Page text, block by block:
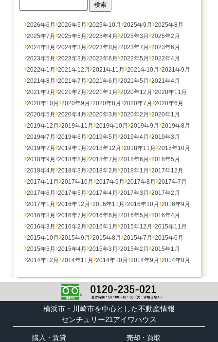
2026年6月 2026年5月 2025年10月 2025年9月 2025年8月
2025年7月 2025年5月 2025年4月 2025年3月 2025年2月
2024年8月 2024年3月 2023年8月 2023年7月 2023年6月
2023年5月 2023年3月 2022年6月 2022年5月 2022年4月
2022年1月 2021年12月 2021年11月 2021年10月 2021年9月
2021年8月 2021年7月 2021年6月 2021年5月 2021年4月
2021年3月 2021年2月 2021年1月 2020年12月 2020年11月
2020年10月 2020年9月 2020年8月 2020年7月 2020年6月
2020年5月 2020年4月 2020年3月 2020年2月 2020年1月
2019年12月 2019年11月 2019年10月 2019年9月 2019年8月
2019年7月 2019年6月 2019年5月 2019年4月 2019年3月
2019年2月 2019年1月 2018年12月 2018年11月 2018年10月
2018年9月 2018年8月 2018年7月 2018年6月 2018年5月
2018年4月 2018年3月 2018年2月 2018年1月 2017年12月
2017年11月 2017年10月 2017年9月 2017年8月 2017年7月
2017年6月 2017年5月 2017年4月 2017年3月 2017年2月
2017年1月 2016年12月 2016年11月 2016年10月 2016年9月
2016年8月 2016年7月 2016年6月 2016年5月 2016年4月
2016年3月 2016年2月 2016年1月 2015年12月 2015年11月
2015年10月 2015年9月 2015年8月 2015年7月 2015年6月
2015年5月 2015年4月 2015年3月 2015年2月 2015年1月
2014年12月 2014年11月 2014年10月 2014年9月 2014年8月
横浜市・川崎市を中心とした不動産情報
センチュリー21アイワハウス
購入・賃貸 売却・買取